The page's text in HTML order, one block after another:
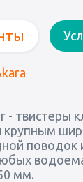
- твистеры
мм.